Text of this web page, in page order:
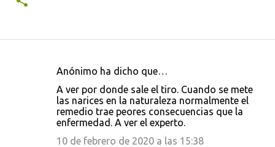
Anónimo ha dicho que…
A ver por donde sale el tiro. Cuando se mete
las narices en la naturaleza normalmente el
remedio trae peores consecuencias que la
enfermedad. A ver el experto.
10 de febrero de 2020 a las 15:38